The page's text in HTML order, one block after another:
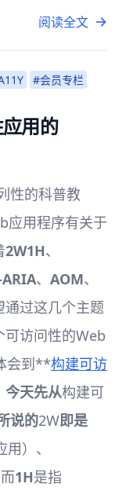
阅读全文
#会员专栏
用的
性的科普教
应用程序有关于
2W1H、
、 AOM、
通过这几个主题
可访问性的Web
会到**构建可访
今天先从构建可
说的2W即是
）、
1H是指